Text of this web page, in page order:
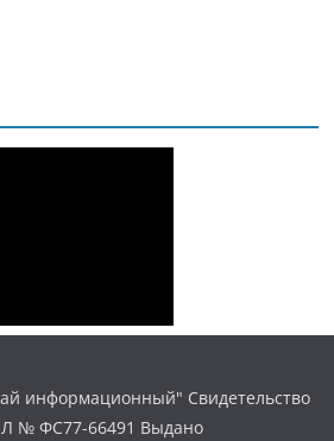
информационный" Свидетельство
№ ФС77-66491 Выдано